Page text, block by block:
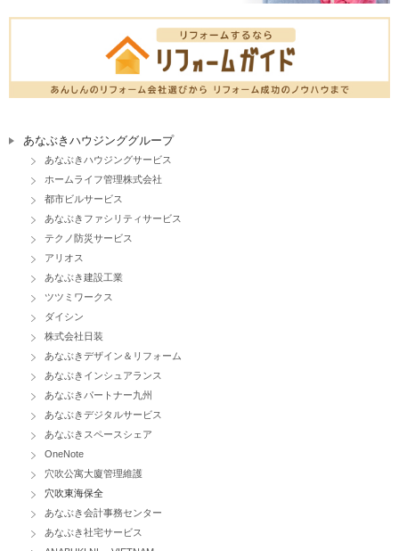
あなぶきハウジンググループ
あなぶきハウジングサービス
ホームライフ管理株式会社
都市ビルサービス
あなぶきファシリティサービス
テクノ防災サービス
アリオス
あなぶき建設工業
ツツミワークス
ダイシン
株式会社日装
あなぶきデザイン＆リフォーム
あなぶきインシュアランス
あなぶきパートナー九州
あなぶきデジタルサービス
あなぶきスペースシェア
OneNote
穴吹公寓大廈管理維護
穴吹東海保全
あなぶき会計事務センター
あなぶき社宅サービス